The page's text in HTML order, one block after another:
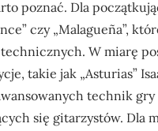
poznać. Dla
czy „Malagueña”,
W miarę
takie jak „Asturias”
technik
się gitarzystów. Dla